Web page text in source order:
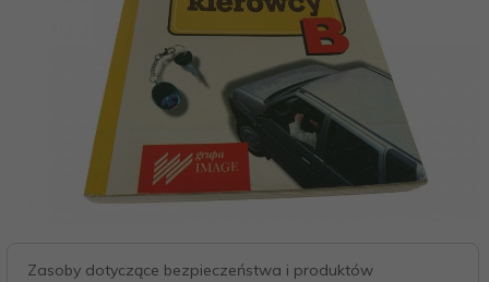
Zasoby dotyczące bezpieczeństwa i produktów